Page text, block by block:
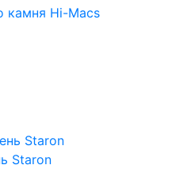
камня Hi-Macs
Staron